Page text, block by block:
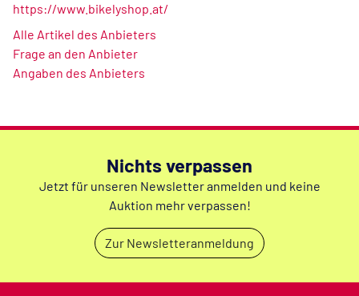
https://www.bikelyshop.at/
Alle Artikel des Anbieters
Frage an den Anbieter
Angaben des Anbieters
Nichts verpassen
Jetzt für unseren Newsletter anmelden und keine
Auktion mehr verpassen!
Zur Newsletteranmeldung